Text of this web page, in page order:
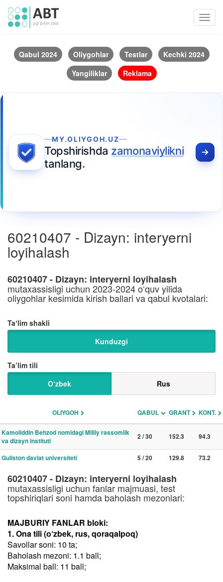
Qabul 2024 Oliygohlar Testlar
Kechki 2024
Yangiliklar
Reklama
MY.OLIYGOH.UZ
Topshirishda zamonaviylikni
tanlang.
60210407 - Dizayn: interyerni
loyihalash
60210407 - Dizayn: interyerni loyihalash
mutaxassisligi uchun 2023-2024 o‘quv yilida
oliygohlar kesimida kirish ballari va qabul kvotalari:
Taʼlim shakli
Kunduzgi
Ta’lim tili
O‘zbek
Rus
OLIYGOH QABUL GRANT KONT.
Kamoliddin Behzod nomidagi Milliy rassomlik
va dizayn instituti
2 / 30 152.3 94.3
Guliston davlat universiteti 5 / 20 129.8 73.2
60210407 - Dizayn: interyerni loyihalash
mutaxassisligi uchun fanlar majmuasi, test
topshiriqlari soni hamda baholash mezonlari:
MAJBURIY FANLAR bloki:
1. Ona tili (o‘zbek, rus, qoraqalpoq)
Savollar soni: 10 ta;
Baholash mezoni: 1.1 ball;
Maksimal ball: 11 ball;